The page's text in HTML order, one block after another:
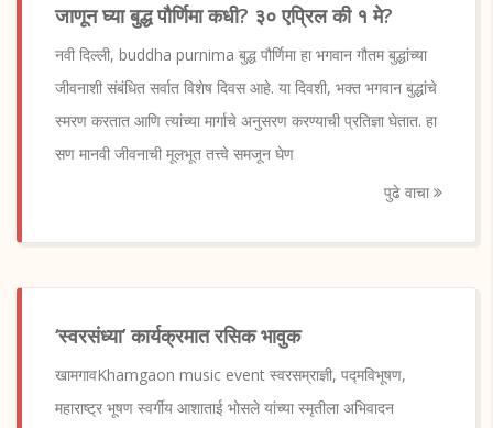
जाणून घ्या बुद्ध पौर्णिमा कधी? ३० एप्रिल की १ मे?
नवी दिल्ली, buddha purnima बुद्ध पौर्णिमा हा भगवान गौतम बुद्धांच्या
जीवनाशी संबंधित सर्वात विशेष दिवस आहे. या दिवशी, भक्त भगवान बुद्धांचे
स्मरण करतात आणि त्यांच्या मार्गाचे अनुसरण करण्याची प्रतिज्ञा घेतात. हा
सण मानवी जीवनाची मूलभूत तत्त्वे समजून घेण
पुढे वाचा
‘स्वरसंध्या’ कार्यक्रमात रसिक भावुक
खामगावKhamgaon music event स्वरसम्राज्ञी, पद्मविभूषण,
महाराष्ट्र भूषण स्वर्गीय आशाताई भोसले यांच्या स्मृतीला अभिवादन